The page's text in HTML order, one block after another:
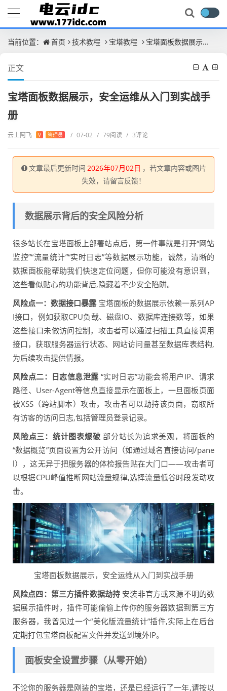
当前位置： 首页 技术教程 宝塔教程 宝塔面板数据展示，安全运维从入门到实战手册
正文
宝塔面板数据展示，安全运维从入门到实战手
册
云上阿飞 V 管理员 / 07-02 / 79阅读 / 3评论
文章最后更新时间 2026年07月02日 ，若文章内容或图片
失效，请留言反馈！
数据展示背后的安全风险分析
很多站长在宝塔面板上部署站点后，第一件事就是打开“网站
监控”“流量统计”“实时日志”等数据展示功能，诚然，清晰的
数据面板能帮助我们快速定位问题，但你可能没有意识到，
这些看似贴心的功能背后,隐藏着不少安全陷阱。
风险点一：数据接口暴露宝塔面板的数据展示依赖一系列AP
I接口，例如获取CPU负载、磁盘IO、数据库连接数等，如果
这些接口未做访问控制，攻击者可以通过扫描工具直接调用
接口，获取服务器运行状态、网站访问量甚至数据库表结构,
为后续攻击提供情报。
风险点二：日志信息泄露“实时日志”功能会将用户IP、请求
路径、User-Agent等信息直接显示在面板上，一旦面板页面
被XSS（跨站脚本）攻击，攻击者可以劫持该页面，窃取所
有访客的访问日志,包括管理员登录记录。
风险点三：统计图表爆破 部分站长为追求美观，将面板的
“数据概览”页面设置为公开访问（如通过域名直接访问/pane
l），这无异于把服务器的体检报告贴在大门口——攻击者可
以根据CPU峰值推断网站流量规律,选择流量低谷时段发动攻
击。
宝塔面板数据展示，安全运维从入门到实战手册
风险点四：第三方插件数据劫持 安装非官方或来源不明的数
据展示插件时，插件可能偷偷上传你的服务器数据到第三方
服务器，我曾见过一个“美化版流量统计”插件,实际上在后台
定期打包宝塔面板配置文件并发送到境外IP。
面板安全设置步骤（从零开始）
不论你的服务器是刚装的宝塔，还是已经运行了一年,请按以